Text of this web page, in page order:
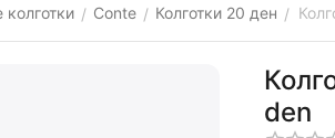
/ Conte / Колготки 20 ден /
den